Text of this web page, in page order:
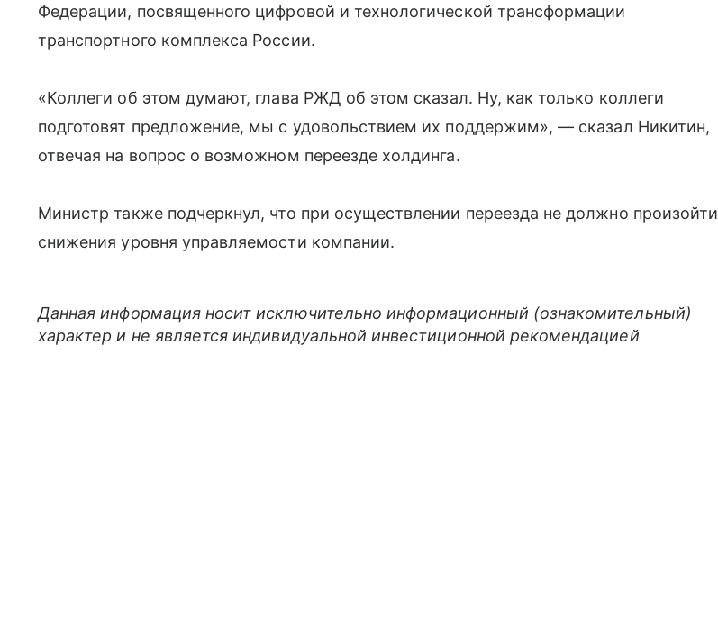
Федерации, посвященного цифровой и технологической трансформации
транспортного комплекса России.
«Коллеги об этом думают, глава РЖД об этом сказал. Ну, как только коллеги
подготовят предложение, мы с удовольствием их поддержим», — сказал Никитин,
отвечая на вопрос о возможном переезде холдинга.
Министр также подчеркнул, что при осуществлении переезда не должно произойти
снижения уровня управляемости компании.
Данная информация носит исключительно информационный (ознакомительный)
характер и не является индивидуальной инвестиционной рекомендацией